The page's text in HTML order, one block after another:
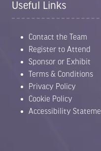
Useful Links
Contact the Team
Register to Attend
Sponsor or Exhibit
Terms & Conditions
Privacy Policy
Cookie Policy
Accessibility